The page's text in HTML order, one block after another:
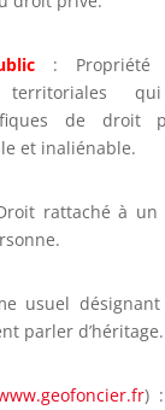
: Propriété
territoriales
de
et inaliénable.
rattaché à un
usuel
parler d’héritage.
)